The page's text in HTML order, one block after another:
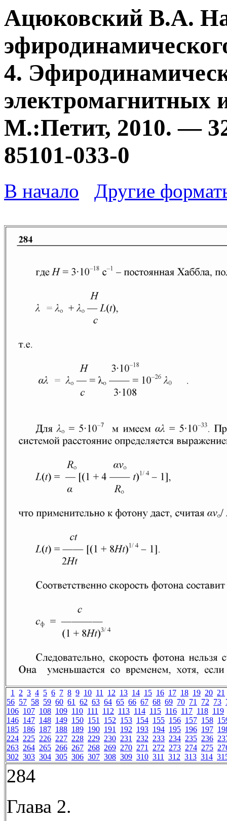
Ацюковский В.А.
4.
электромагнитных
М.:Петит, 2010. —
85101-033-0
В начало Другие
1 2 3 4 5 6 7 8 9 10 11 12 13 14 15 16 17 18 19 20 21
56 57 58 59 60 61 62 63 64 65 66 67 68 69 70 71 72 73
106 107 108 109 110 111 112 113 114 115 116 117 118 119
146 147 148 149 150 151 152 153 154 155 156 157 158
185 186 187 188 189 190 191 192 193 194 195 196 197
224 225 226 227 228 229 230 231 232 233 234 235 236
263 264 265 266 267 268 269 270 271 272 273 274 275
302 303 304 305 306 307 308 309 310 311 312 313 314
284
Глава 2.